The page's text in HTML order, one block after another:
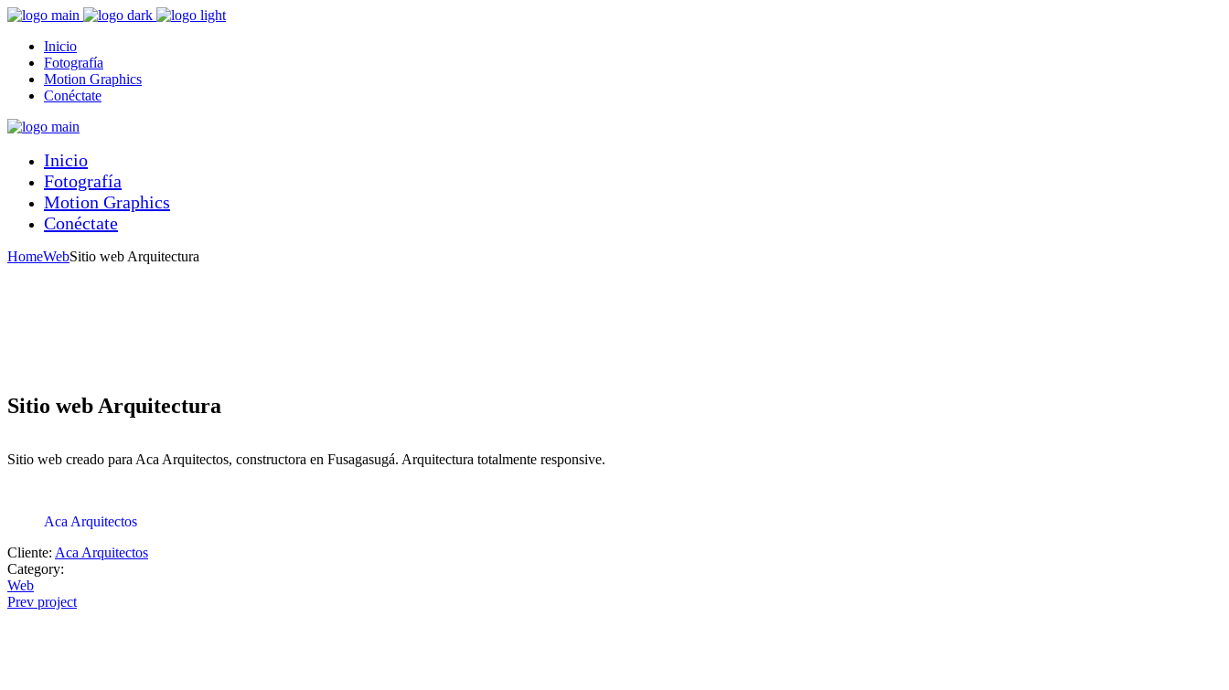
Inicio
Fotografía
Motion Graphics
Conéctate
Inicio
Fotografía
Motion Graphics
Conéctate
HomeWebSitio web Arquitectura
Sitio web Arquitectura
Sitio web creado para Aca Arquitectos, constructora en Fusagasugá. Arquitectura totalmente responsive.
Aca Arquitectos
Cliente: Aca Arquitectos
Category:
Web
Prev project